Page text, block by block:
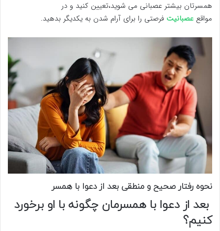
همسرتان بیشتر عصبانی می شوید،تعیین کنید و در
مواقع عصبانیت فرصتی را برای آرام شدن به یکدیگر بدهید.
نحوه رفتار صحیح و منطقی بعد از دعوا با همسر
بعد از دعوا با همسرمان چگونه با او برخورد
کنیم؟